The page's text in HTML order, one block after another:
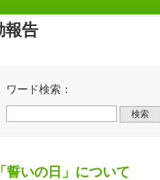
ワード検索：
検索
「誓いの日」について